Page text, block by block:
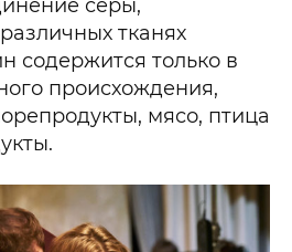
серы,
тканях
содержится только в
происхождения,
мясо, птица